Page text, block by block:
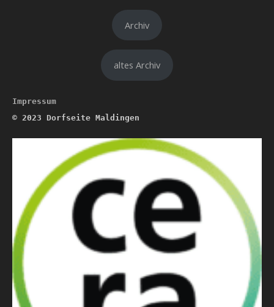
Archiv
altes Archiv
Impressum
© 2023
Dorfseite Maldingen